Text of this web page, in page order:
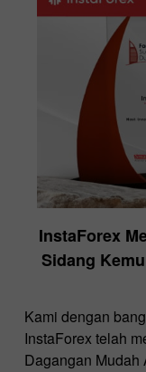
InstaForex
Sidang
Kami dengan
InstaForex telah
Dagangan Mudah